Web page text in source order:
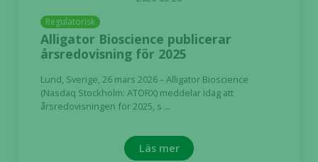
Regulatorisk
Alligator Bioscience publicerar
årsredovisning för 2025
Lund, Sverige, 26 mars 2026 – Alligator Bioscience
(Nasdaq Stockholm: ATORX) meddelar idag att
årsredovisningen för 2025, s ...
Läs mer